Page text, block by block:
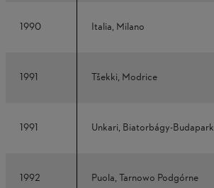
1990 Italia, Milano
1991 Tšekki, Modrice
1991 Unkari, Biatorbágy-Budapark
1992 Puola, Tarnowo Podgórne